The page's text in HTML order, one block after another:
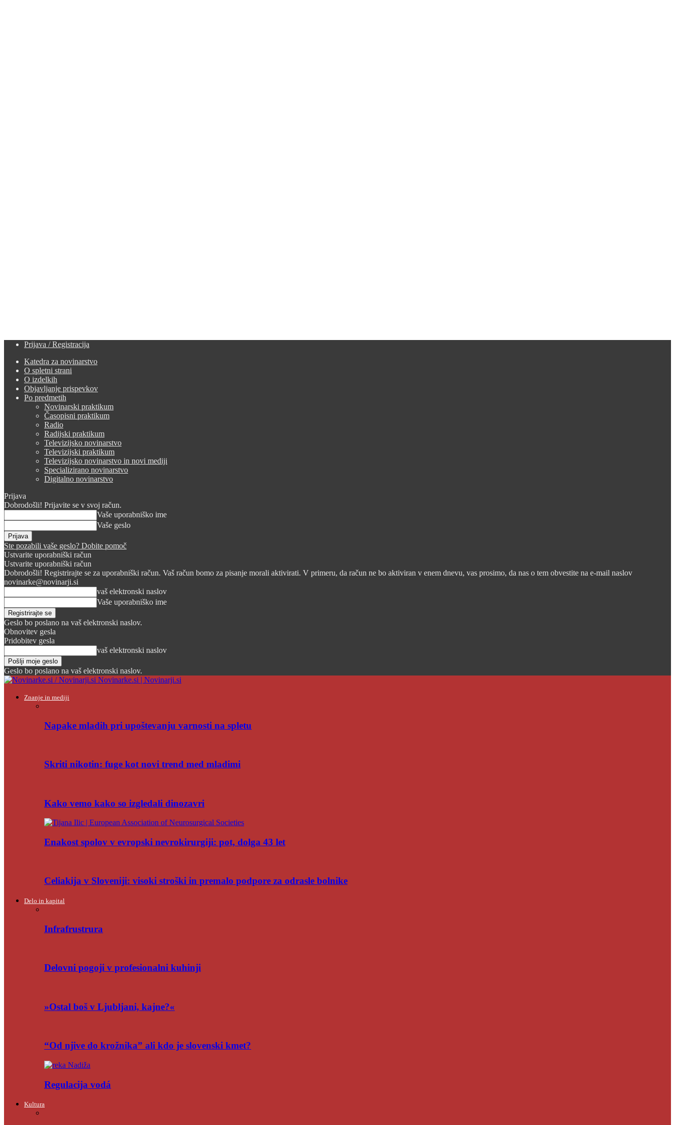
Prijava / Registracija
Katedra za novinarstvo
O spletni strani
O izdelkih
Objavljanje prispevkov
Po predmetih
Novinarski praktikum
Časopisni praktikum
Radio
Radijski praktikum
Televizijsko novinarstvo
Televizijski praktikum
Televizijsko novinarstvo in novi mediji
Specializirano novinarstvo
Digitalno novinarstvo
Prijava
Dobrodošli! Prijavite se v svoj račun.
Vaše uporabniško ime
Vaše geslo
Ste pozabili vaše geslo? Dobite pomoč
Ustvarite uporabniški račun
Ustvarite uporabniški račun
Dobrodošli! Registrirajte se za uporabniški račun. Vaš račun bomo za pisanje morali aktivirati. V primeru, da račun ne bo aktiviran v enem dnevu, vas prosimo, da nas o tem obvestite na e-mail naslov
novinarke@novinarji.si
vaš elektronski naslov
Vaše uporabniško ime
Geslo bo poslano na vaš elektronski naslov.
Obnovitev gesla
Pridobitev gesla
vaš elektronski naslov
Geslo bo poslano na vaš elektronski naslov.
Novinarke.si | Novinarji.si
Znanje in mediji
Napake mladih pri upoštevanju varnosti na spletu
Skriti nikotin: fuge kot novi trend med mladimi
Kako vemo kako so izgledali dinozavri
Enakost spolov v evropski nevrokirurgiji: pot, dolga 43 let
Celiakija v Sloveniji: visoki stroški in premalo podpore za odrasle bolnike
Delo in kapital
Infrafrustrura
Delovni pogoji v profesionalni kuhinji
»Ostal boš v Ljubljani, kajne?«
“Od njive do krožnika” ali kdo je slovenski kmet?
Regulacija vodá
Kultura